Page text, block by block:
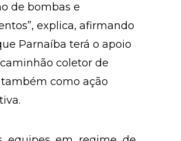
de bombas e
explica, afirmando
Parnaíba terá o apoio
coletor de
como ação